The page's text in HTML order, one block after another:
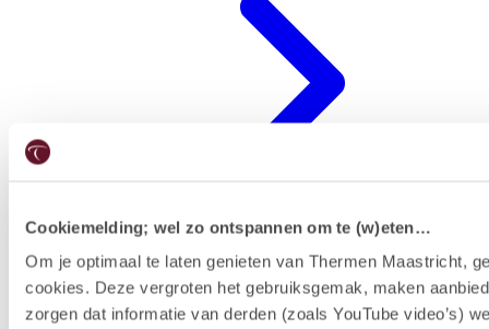
Cookiemelding; wel zo ontspannen om te (w)eten…
Om je optimaal te laten genieten van Thermen Maastricht,
cookies. Deze vergroten het gebruiksgemak, maken
zorgen dat informatie van derden (zoals YouTube video’s)
Hotelausstattung